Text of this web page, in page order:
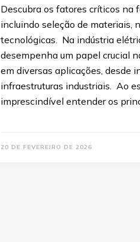
Descubra os fatores críticos na
incluindo seleção de materiais,
tecnológicas. Na indústria
desempenha um papel crucial
em diversas aplicações, desde
infraestruturas industriais. Ao
imprescindível entender os
20 DE FEVEREIRO DE 2026